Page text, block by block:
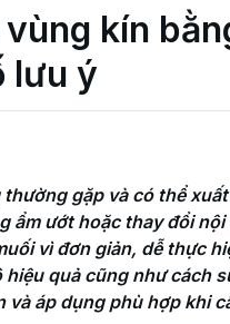
kín
lưu ý
gặp và có thể
ẩm ướt hoặc thay đổi
vì đơn giản, dễ thực
hiệu quả cũng như cách
và áp dụng phù hợp khi